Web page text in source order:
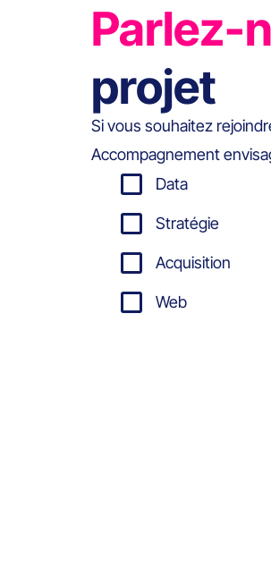
Parlez-
projet
Si vous souhaitez
Accompagnement
Data
Stratégie
Acquisition
Web